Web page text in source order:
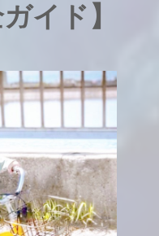
イド】